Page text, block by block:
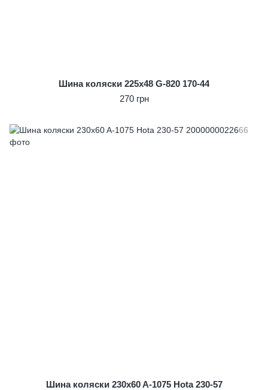
Шина коляски 225x48 G-820 170-44
270 грн
Шина коляски 230x60 A-1075 Hota 230-57